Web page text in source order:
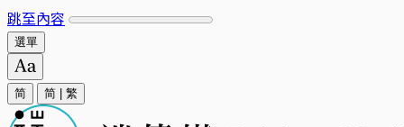
跳至內容
選單
简 简 繁